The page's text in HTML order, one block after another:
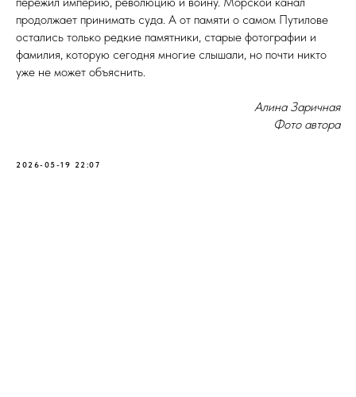
продолжает принимать суда. А от памяти о самом Путилове
остались только редкие памятники, старые фотографии и
фамилия, которую сегодня многие слышали, но почти никто
уже не может объяснить.
Алина Заричная
Фото автора
2026-05-19 22:07